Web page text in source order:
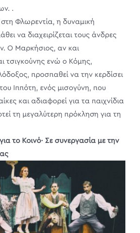
.
Φλωρεντία, η δυναμική
να διαχειρίζεται τους άνδρες
Ο Μαρκήσιος, αν και
τσιγκούνης ενώ ο Κόμης,
προσπαθεί να την κερδίσει
Ιππότη, ενός μισογύνη, που
και αδιαφορεί για τα παιχνίδια
τη μεγαλύτερη πρόκληση για τη
το Κοινό· Σε συνεργασία με την